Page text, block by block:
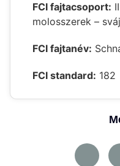
FCI fajtacsoport:
molosszerek –
FCI fajtanév:
FCI standard: 182